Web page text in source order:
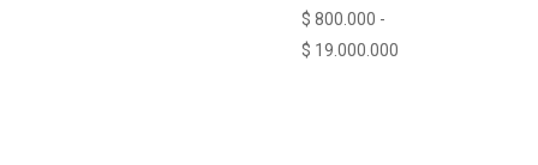
$ 800.000 -
$ 19.000.000